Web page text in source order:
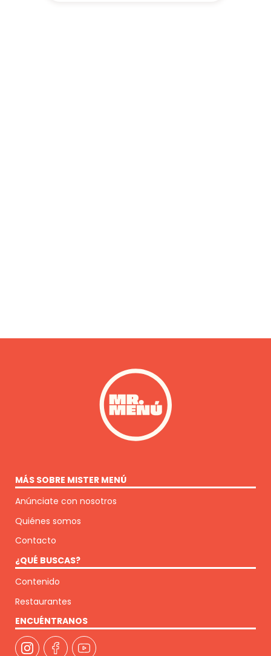
MÁS SOBRE MISTER MENÚ
Anúnciate con nosotros
Quiénes somos
Contacto
¿QUÉ BUSCAS?
Contenido
Restaurantes
ENCUÉNTRANOS